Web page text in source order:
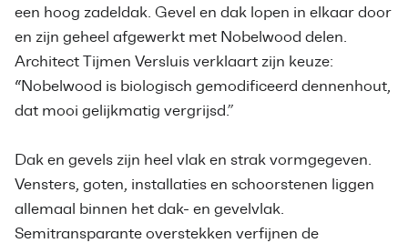
een hoog zadeldak. Gevel en dak lopen in elkaar door
en zijn geheel afgewerkt met Nobelwood delen.
Architect Tijmen Versluis verklaart zijn keuze:
“Nobelwood is biologisch gemodificeerd dennenhout,
dat mooi gelijkmatig vergrijsd.”
Dak en gevels zijn heel vlak en strak vormgegeven.
Vensters, goten, installaties en schoorstenen liggen
allemaal binnen het dak- en gevelvlak.
Semitransparante overstekken verfijnen de